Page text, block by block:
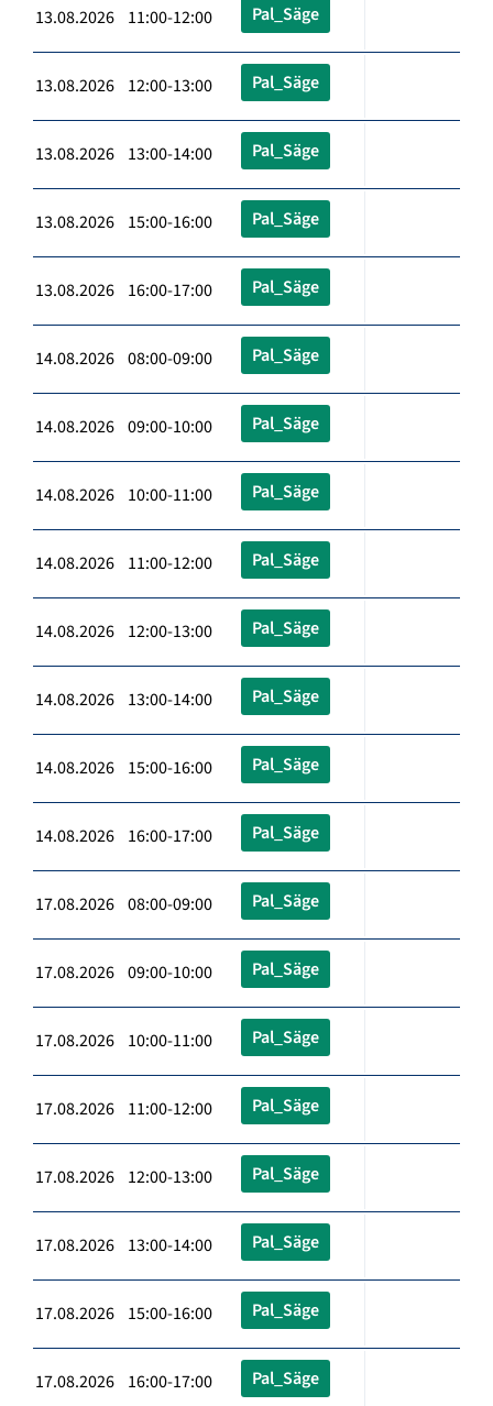
13.08.2026 11:00-12:00 Pal_Säge
13.08.2026 12:00-13:00 Pal_Säge
13.08.2026 13:00-14:00 Pal_Säge
13.08.2026 15:00-16:00 Pal_Säge
13.08.2026 16:00-17:00 Pal_Säge
14.08.2026 08:00-09:00 Pal_Säge
14.08.2026 09:00-10:00 Pal_Säge
14.08.2026 10:00-11:00 Pal_Säge
14.08.2026 11:00-12:00 Pal_Säge
14.08.2026 12:00-13:00 Pal_Säge
14.08.2026 13:00-14:00 Pal_Säge
14.08.2026 15:00-16:00 Pal_Säge
14.08.2026 16:00-17:00 Pal_Säge
17.08.2026 08:00-09:00 Pal_Säge
17.08.2026 09:00-10:00 Pal_Säge
17.08.2026 10:00-11:00 Pal_Säge
17.08.2026 11:00-12:00 Pal_Säge
17.08.2026 12:00-13:00 Pal_Säge
17.08.2026 13:00-14:00 Pal_Säge
17.08.2026 15:00-16:00 Pal_Säge
17.08.2026 16:00-17:00 Pal_Säge